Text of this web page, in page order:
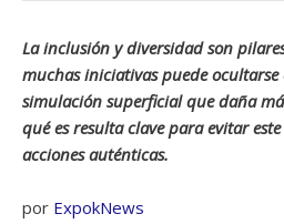
La inclusión y diversidad son
muchas iniciativas puede
simulación superficial que daña
qué es resulta clave para evitar
acciones auténticas.
por ExpokNews